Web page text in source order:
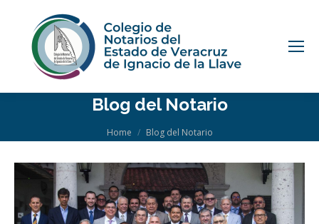
Blog del Notario
You are here:
Home Blog del Notario